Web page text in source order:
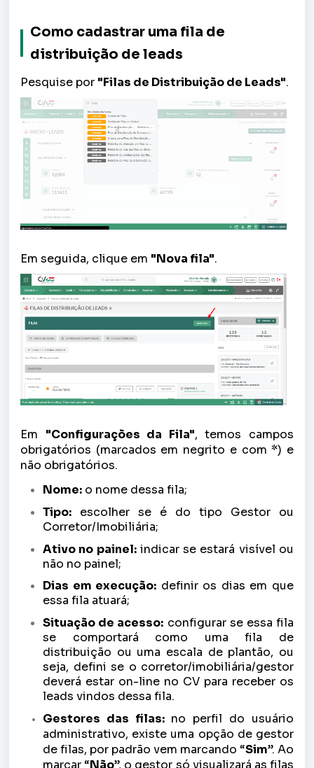
Como cadastrar uma fila de
distribuição de leads
Pesquise por "Filas de Distribuição de Leads".
Em seguida, clique em "Nova fila".
Em "Configurações da Fila", temos campos
obrigatórios (marcados em negrito e com *) e
não obrigatórios.
Nome: o nome dessa fila;
Tipo: escolher se é do tipo Gestor ou
Corretor/Imobiliária;
Ativo no painel:indicar se estará visível ou
não no painel;
Dias em execução: definir os dias em que
essa fila atuará;
Situação de acesso: configurar se essa fila
se comportará como uma fila de
distribuição ou uma escala de plantão, ou
seja, defini se o corretor/imobiliária/gestor
deverá estar on-line no CV para receber os
leads vindos dessa fila.
Gestores das filas: no perfil do usuário
administrativo, existe uma opção de gestor
de filas, por padrão vem marcando “Sim”. Ao
marcar “Não”, o gestor só visualizará as filas